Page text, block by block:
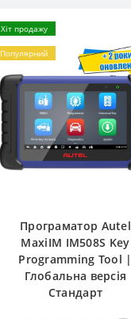
Хіт продажу
Популярний
Програматор Autel
MaxiIM IM508S Key
Programming Tool |
Глобальна версія
Стандарт